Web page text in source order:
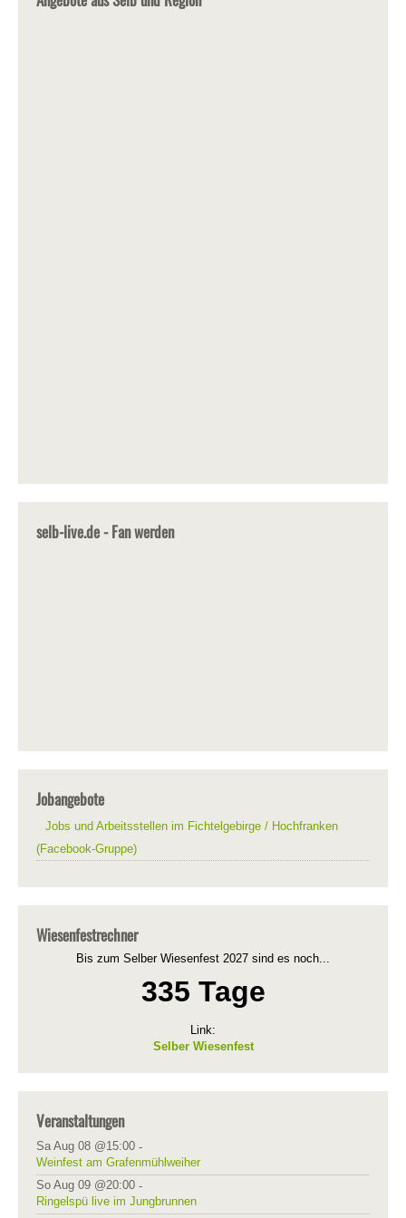
selb-live.de - Fan werden
Jobangebote
Jobs und Arbeitsstellen im Fichtelgebirge / Hochfranken
(Facebook-Gruppe)
Wiesenfestrechner
Bis zum Selber Wiesenfest 2027 sind es noch...
335 Tage
Link:
Selber Wiesenfest
Veranstaltungen
Sa Aug 08 @15:00 -
Weinfest am Grafenmühlweiher
So Aug 09 @20:00 -
Ringelspü live im Jungbrunnen